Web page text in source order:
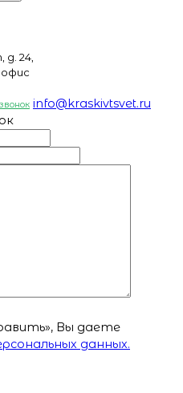
24,
info@kraskivtsvet.ru
Вы даете
данных.